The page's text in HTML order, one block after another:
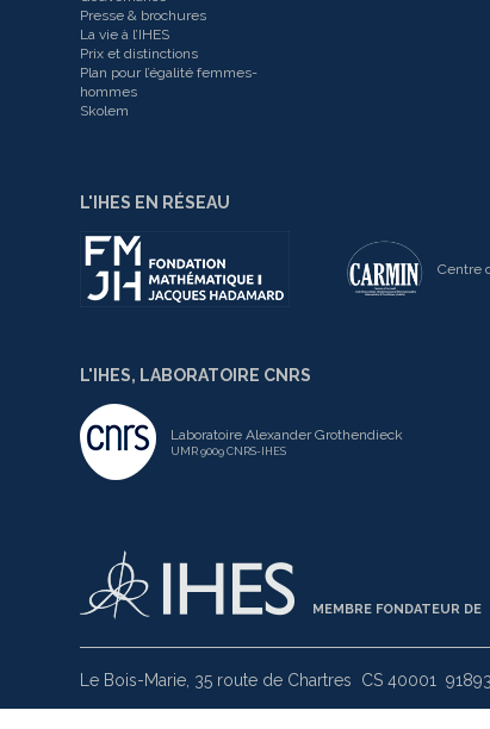
Presse & brochures
La vie à l’IHES
Prix et distinctions
Plan pour l’égalité femmes-
hommes
Skolem
L'IHES EN RÉSEAU
Centre
L'IHES, LABORATOIRE CNRS
Laboratoire Alexander Grothendieck
UMR 9009 CNRS-IHES
MEMBRE FONDATEUR DE
Le Bois-Marie, 35 route de Chartres CS 40001